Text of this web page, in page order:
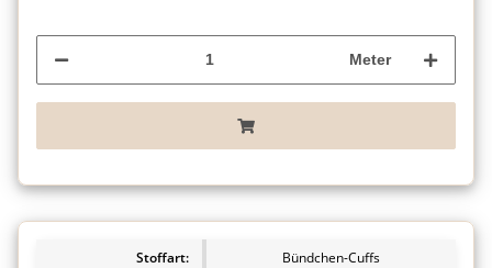
Meter
Stoffart:
Bündchen-Cuffs